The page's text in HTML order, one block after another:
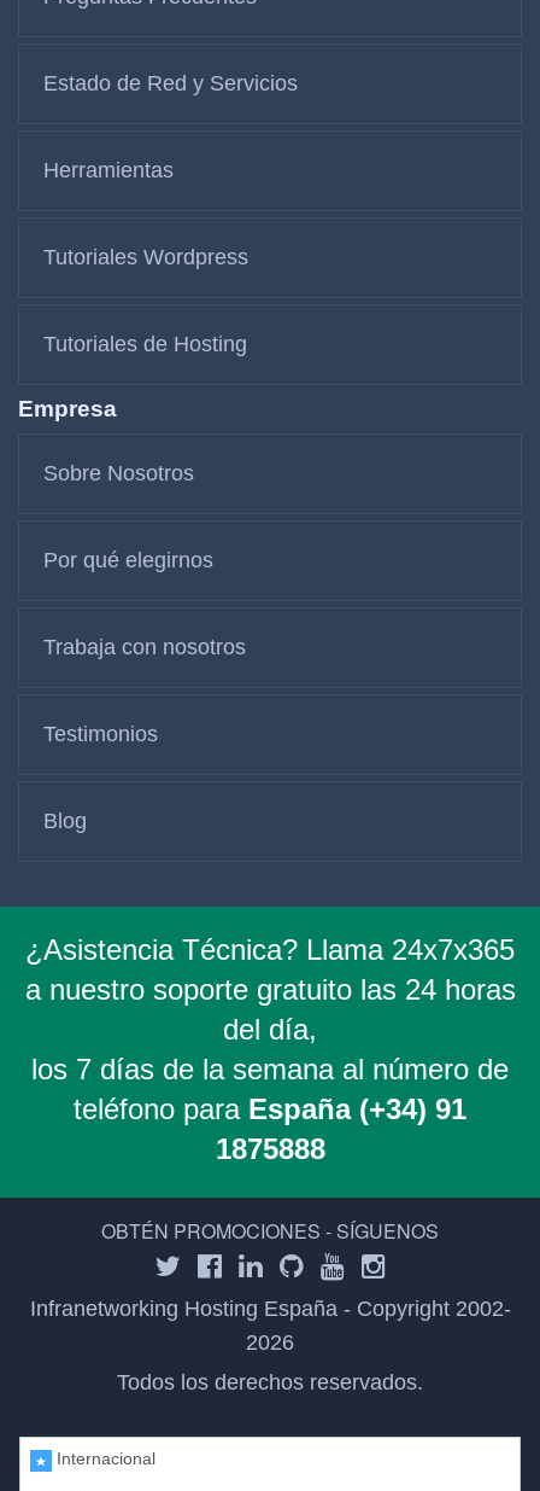
Estado de Red y Servicios
Herramientas
Tutoriales Wordpress
Tutoriales de Hosting
Empresa
Sobre Nosotros
Por qué elegirnos
Trabaja con nosotros
Testimonios
Blog
¿Asistencia Técnica? Llama 24x7x365
a nuestro soporte gratuito las 24 horas
del día,
los 7 días de la semana al número de
teléfono para España (+34) 91
1875888
OBTÉN PROMOCIONES - SÍGUENOS
Infranetworking Hosting España - Copyright 2002-
2026
Todos los derechos reservados.
Internacional